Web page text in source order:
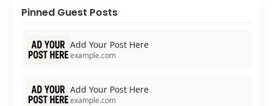
Pinned Guest Posts
Add Your Post Here
example.com
Add Your Post Here
example.com